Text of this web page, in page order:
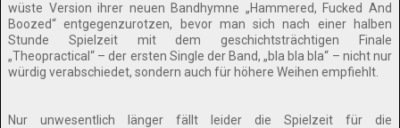
wüste Version ihrer neuen Bandhymne „Hammered, Fucked And
Boozed“ entgegenzurotzen, bevor man sich nach einer halben
Stunde Spielzeit mit dem geschichtsträchtigen Finale
„Theopractical“ – der ersten Single der Band, „bla bla bla“ – nicht nur
würdig verabschiedet, sondern auch für höhere Weihen empfiehlt.
Nur unwesentlich länger fällt leider die Spielzeit für die